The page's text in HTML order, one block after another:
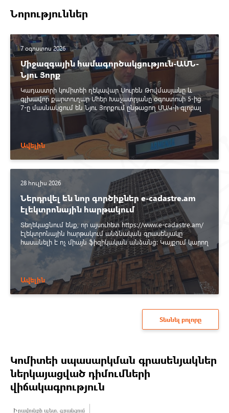
Նորություններ
7 օգոստոս 2026
Միջազգային համագործակցություն-ԱՄՆ-
Նյու Յորք
Կադաստրի կոմիտեի ղեկավար Սուրեն Թովմասյանը և
գլխավոր քարտուղար Մհեր Խաչատրյանը օգոստոսի 5-ից
7-ը մասնակցում են Նյու Յորքում ընթացող ՄԱԿ-ի գլոբալ
երկրատարածական տեղեկատվության կառավարման
փորձագետների կոմիտեի 16-րդ նստաշրջանին։
Ավելին
28 հուլիս 2026
Ներդրվել են նոր գործիքներ e-cadastre.am
էլեկտրոնային հարթակում
Տեղեկացնում ենք, որ այսուհետ https://www.e-cadastre.am/
էլեկտրոնային հարթակում անձնական գրասենյակը
հասանելի է ոչ միայն ֆիզիկական անձանց: Կայքում կարող
են գրանցվել, անձնական գրասենյակ վարել և օգտվել
գործիքակազմից նաև իրավաբանական անձինք:
Ավելին
Տեսնել բոլորը
Կոմիտեի սպասարկման գրասենյակներ
ներկայացված դիմումների
վիճակագրություն